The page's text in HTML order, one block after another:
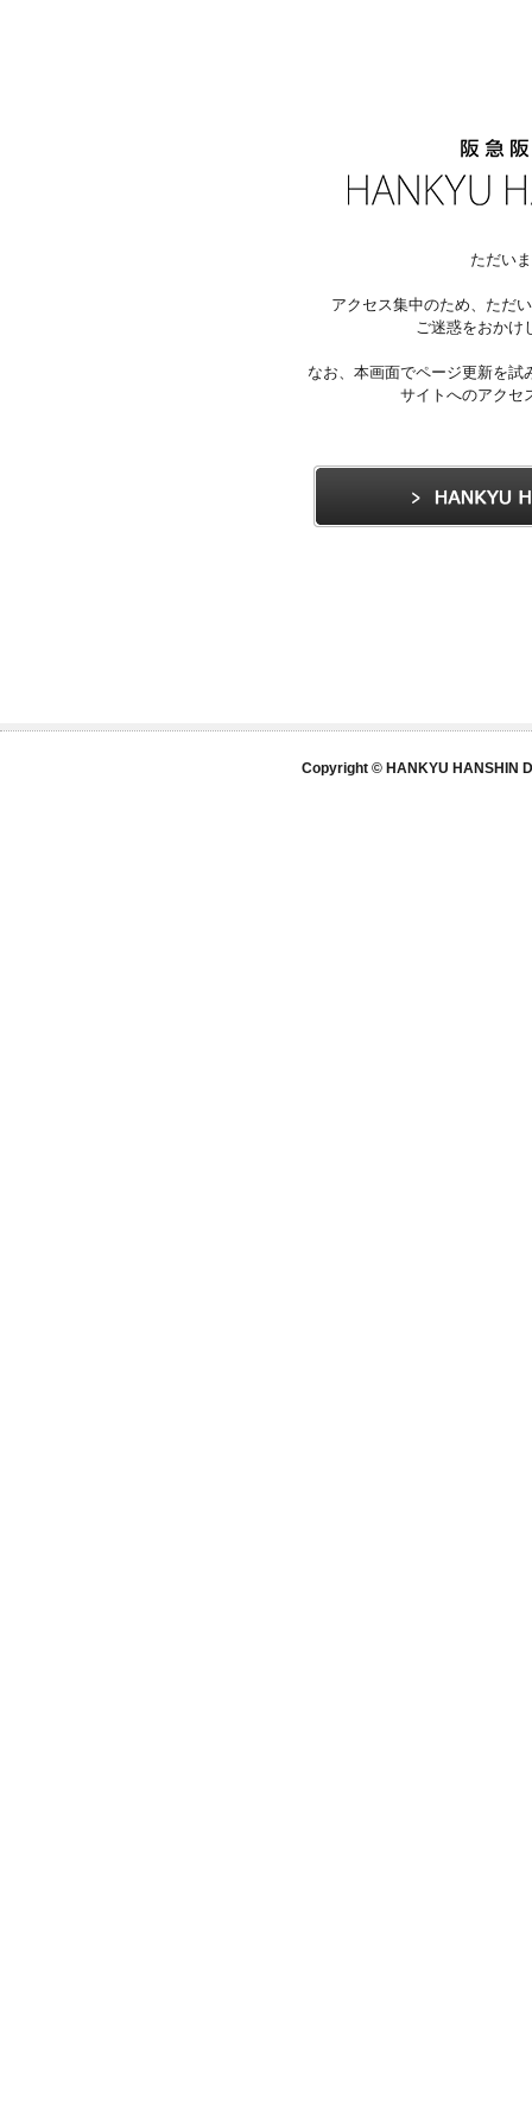
ただい
アクセス集中のため、ただ
ご迷惑をおかけ
なお、本画面でページ更新を
サイトへのアクセ
Copyright © HANKYU HANSHIN